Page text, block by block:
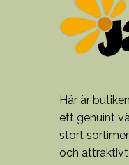
Här är
ett genuint
stort
och